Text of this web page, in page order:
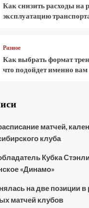
Как снизить расходы на
эксплуатацию
Разное
Как выбрать формат
что подойдет именно вам
матчей,
клуба
Кубка
«Динамо»
на две позиции
матчей клубов